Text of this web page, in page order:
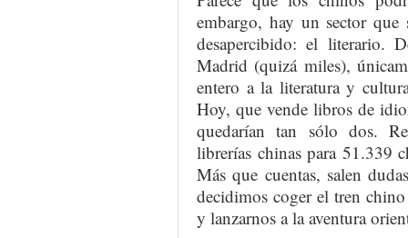
embargo, hay un sector que
desapercibido: el literario.
Madrid (quizá miles),
entero a la literatura y
Hoy, que vende libros de
quedarían tan sólo dos.
librerías chinas para 51.339
Más que cuentas, salen
decidimos coger el tren
y lanzarnos a la aventura